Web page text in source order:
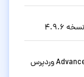
افزونه فارسی مدیریت زمینه دلخواه Advanced custom fields وردپرس